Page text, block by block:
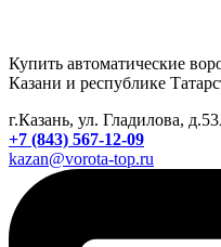
Купить автоматические
Казани и республике
г.Казань, ул. Гладилова,
+7 (843) 567-12-09
kazan@vorota-top.ru